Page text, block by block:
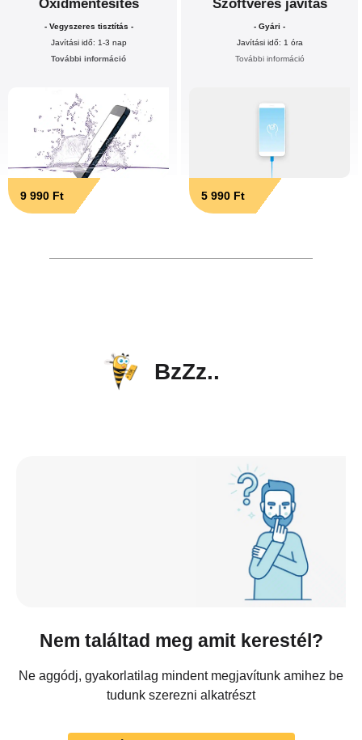
Oxidmentesítés
- Vegyszeres tisztítás -
Javítási idő: 1-3 nap
További információ
9 990 Ft
Szoftveres javítás
- Gyári -
Javítási idő: 1 óra
További információ
5 990 Ft
BzZz..
Nem találtad meg amit kerestél?
Ne aggódj, gyakorlatilag mindent megjavítunk amihez be
tudunk szerezni alkatrészt